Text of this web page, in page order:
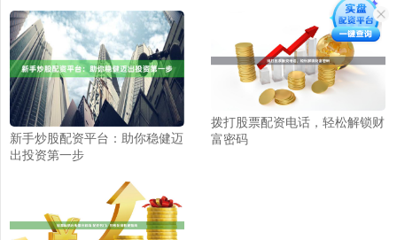
新手炒股配资平台：助你稳健迈
出投资第一步
拨打股票配资电话，轻松解锁财
富密码